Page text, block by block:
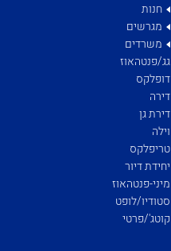
חנות
מגרשים
משרדים
גג/פנטהאוז
דופלקס
דירה
דירת גן
וילה
טריפלקס
יחידת דיור
מיני-פנטהאוז
סטודיו/לופט
קוטג'/פרטי